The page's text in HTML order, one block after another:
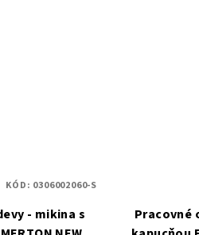
- mikina s
KÓD: 0306002060-S
Pracovné